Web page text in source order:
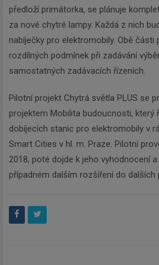
předloží primátorka, se plánuje
za nové chytré lampy. Každá z nich
nabíječky pro elektromobily. Obě části
rozdílných podmínek při zadávání
samostatných zadávacích řízeních.
Pilotní projekt Chytrá světla PLUS se
projektem Mobilita budoucnosti, který
dobíjecích stanic pro elektromobily v
Smart Cities v hl. m. Praze. Pilotní
2018, poté dojde k jeho vyhodnocení
případném dalším rozšíření do dalších